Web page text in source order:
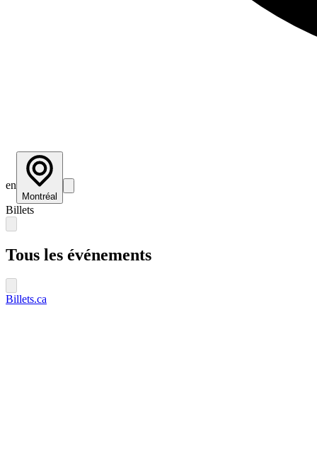
en
Montréal
Billets
Tous les événements
Billets.ca